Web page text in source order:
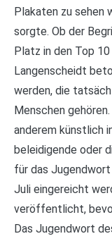
Plakaten zu sehen
sorgte. Ob der
Platz in den Top
Langenscheidt
werden, die
Menschen
anderem künstlich
beleidigende oder
für das Jugendwort
Juli eingereicht
veröffentlicht,
Das Jugendwort